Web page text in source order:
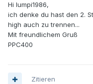
Hi lumpi1986,
ich denke du hast den 2.
high auch zu trennen...
Mit freundlichem Gruß
PPC400
Zitieren